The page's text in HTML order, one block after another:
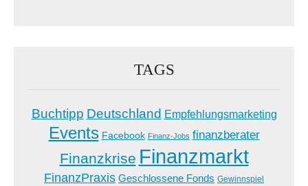
TAGS
Buchtipp Deutschland Empfehlungsmarketing
Events Facebook Finanz-Jobs finanzberater
Finanzkrise Finanzmarkt
FinanzPraxis Geschlossene Fonds Gewinnspiel